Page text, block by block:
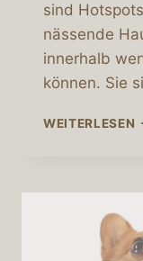
sind
nässende
innerhalb
können. Sie
WEITERLESEN